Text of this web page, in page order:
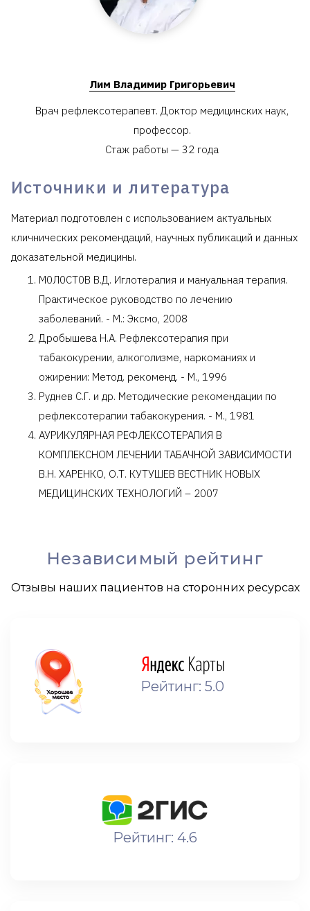
Лим Владимир Григорьевич
Врач рефлексотерапевт. Доктор медицинских наук,
профессор.
Стаж работы — 32 года
Источники и литература
Материал подготовлен с использованием актуальных
кличнических рекомендаций, научных публикаций и данных
доказательной медицины.
М0Л0CТ0В В.Д. Иглотерапия и мануальная терапия.
Практическое руководство по лечению
заболеваний. - М.: Эксмо, 2008
Дробышева Н.А. Рефлексотерапия при
табакокурении, алкоголизме, наркоманиях и
ожирении: Метод. рекоменд. - М., 1996
Руднев С.Г. и др. Методические рекомендации по
рефлексотерапии табакокурения. - М., 1981
АУРИКУЛЯРНАЯ РЕФЛЕКСОТЕРАПИЯ В
КОМПЛЕКСНОМ ЛЕЧЕНИИ ТАБАЧНОЙ ЗАВИСИМОСТИ
В.Н. ХАРЕНКО, О.Т. КУТУШЕВ ВЕСТНИК НОВЫХ
МЕДИЦИНСКИХ ТЕХНОЛОГИЙ – 2007
Независимый рейтинг
Отзывы наших пациентов на сторонних ресурсах
Рейтинг: 5.0
Рейтинг: 4.6